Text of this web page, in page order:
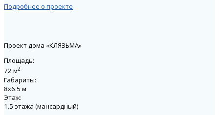
Подробнее о проекте
Проект дома «КЛЯЗЬМА»
Площадь:
72 м2
Габариты:
8х6.5 м
Этаж:
1.5 этажа (мансардный)